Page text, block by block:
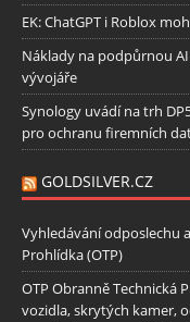
EK: ChatGPT i Roblox
Náklady na podpůrnou
vývojáře
Synology uvádí na trh
pro ochranu firemních
GOLDSILVER.CZ
Vyhledávání odposlechu
Prohlídka (OTP)
OTP Obranně Technická
vozidla, skrytých kamer,